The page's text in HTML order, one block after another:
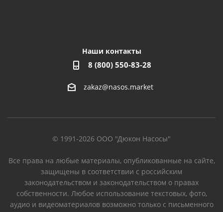
Наши контакты
8 (800) 550-83-28
zakaz@nasos.market
© 1991-2026 ООО "Дюкон Насосы"
Все права на любые материалы, опубликованные на сайте,
защищены в соответствии с российским
законодательством и законодательством о правах
собственности. Любое использование текстовых, фото,
аудио и видеоматериалов возможно только с письменного